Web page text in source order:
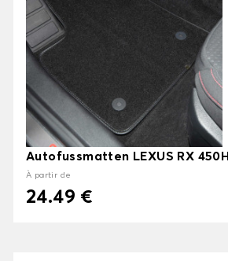
Autofussmatten LEXUS RX 450H
À partir de
24.49 €